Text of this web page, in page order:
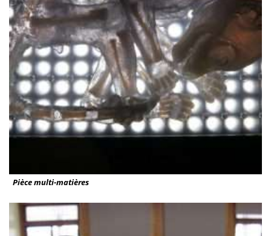
Pièce multi-matières